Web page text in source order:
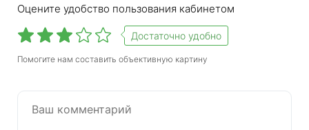
Волна Мобайл — один из крупнейших
операторов сотовой связи в Крыму. Покрытие
Крыма, 4G доступен в крупных городах,
например, в Севастополе. Вы можете управлять
Оцените удобство пользования кабинетом
Достаточно удобно
Помогите нам составить объективную картину